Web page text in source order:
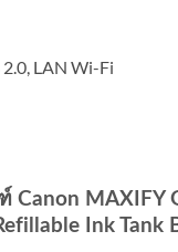
LAN Wi-Fi
MAXIFY
Ink Tank